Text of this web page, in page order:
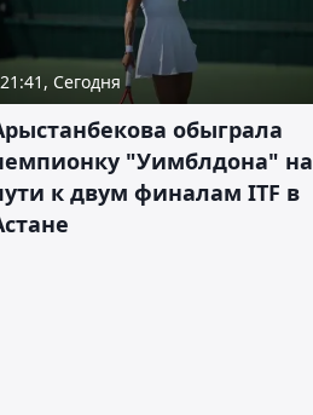
21:41, Сегодня
обыграла
"Уимблдона" на
к двум финалам ITF в